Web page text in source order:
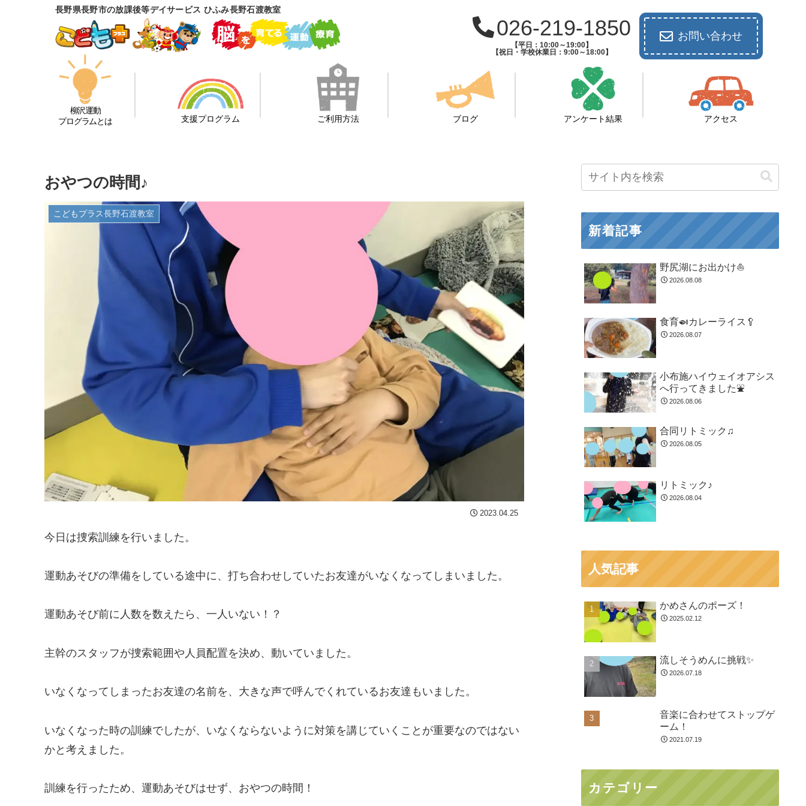
長野県長野市の放課後等デイサービス ひふみ長野石渡教室
026-219-1850
【平日：10:00～19:00】
【祝日・学校休業日：9:00～18:00】
お問い合わせ
柳沢運動
プログラムとは
支援プログラム ご利用方法 ブログ アンケート結果 アクセス
おやつの時間♪
こどもプラス長野石渡教室
2023.04.25
今日は捜索訓練を行いました。
運動あそびの準備をしている途中に、打ち合わせしていたお友達がいなくなってしまいました。
運動あそび前に人数を数えたら、一人いない！？
主幹のスタッフが捜索範囲や人員配置を決め、動いていました。
いなくなってしまったお友達の名前を、大きな声で呼んでくれているお友達もいました。
いなくなった時の訓練でしたが、いなくならないように対策を講じていくことが重要なのではない
かと考えました。
訓練を行ったため、運動あそびはせず、おやつの時間！
新着記事
野尻湖にお出かけ⛵
2026.08.08
食育🍛カレーライス🥄
2026.08.07
小布施ハイウェイオアシス
へ行ってきました⛲
2026.08.06
合同リトミック♫
2026.08.05
リトミック♪
2026.08.04
人気記事
かめさんのポーズ！
2025.02.12
流しそうめんに挑戦✨
2026.07.18
音楽に合わせてストップゲ
ーム！
2021.07.19
カテゴリー